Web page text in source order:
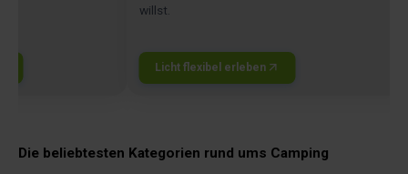
willst.
Licht flexibel erleben
Die beliebtesten Kategorien rund ums Camping